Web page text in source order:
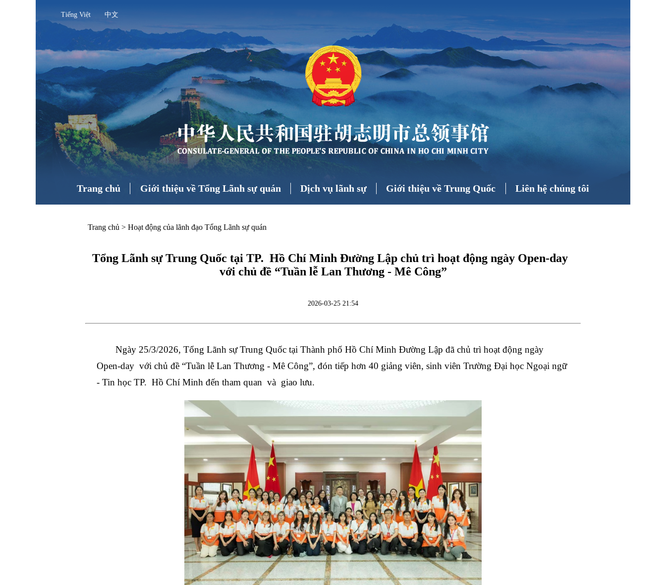
Tiếng Việt 中文
Trang chủ Giới thiệu về Tổng Lãnh sự quán Dịch vụ lãnh sự Giới thiệu về Trung Quốc Liên hệ chúng tôi
Trang chủ > Hoạt động của lãnh đạo Tổng Lãnh sự quán
Tổng Lãnh sự Trung Quốc tại TP. Hồ Chí Minh Đường Lập chủ trì hoạt động ngày Open-day
với chủ đề “Tuần lễ Lan Thương - Mê Công”
2026-03-25 21:54
Ngày 25/3/2026, Tổng Lãnh sự Trung Quốc tại Thành phố Hồ Chí Minh Đường Lập đã chủ trì hoạt động ngày
Open-day với chủ đề “Tuần lễ Lan Thương - Mê Công”, đón tiếp hơn 40 giảng viên, sinh viên Trường Đại học Ngoại ngữ
- Tin học TP. Hồ Chí Minh đến tham quan và giao lưu.